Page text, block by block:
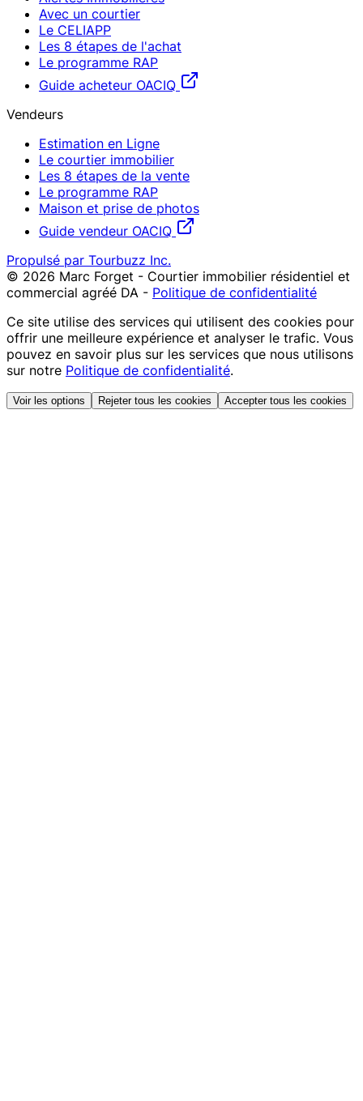
Avec un courtier
Le CELIAPP
Les 8 étapes de l'achat
Le programme RAP
Guide acheteur OACIQ
Vendeurs
Estimation en Ligne
Le courtier immobilier
Les 8 étapes de la vente
Le programme RAP
Maison et prise de photos
Guide vendeur OACIQ
Propulsé par Tourbuzz Inc.
© 2026 Marc Forget - Courtier immobilier résidentiel et
commercial agréé DA - Politique de confidentialité
Ce site utilise des services qui utilisent des cookies pour
offrir une meilleure expérience et analyser le trafic. Vous
pouvez en savoir plus sur les services que nous utilisons
sur notre Politique de confidentialité.
Voir les options Rejeter tous les cookies Accepter tous les cookies